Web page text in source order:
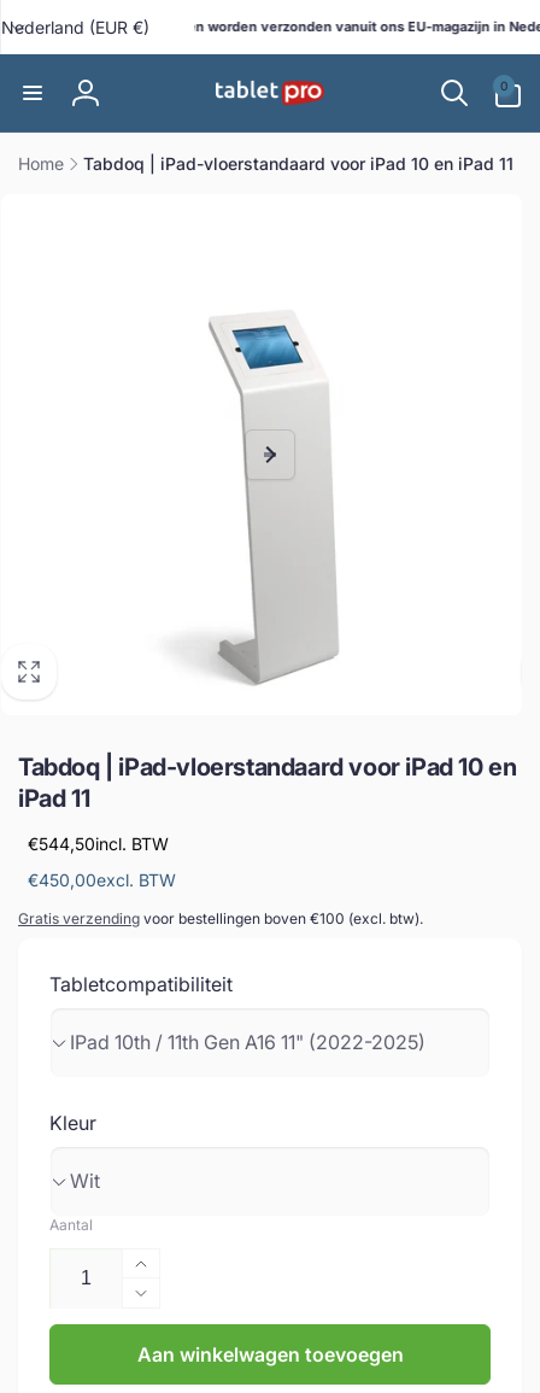
naar de
webshop! Alle bestellingen worden verzonden vanuit ons EU-magazijn in
L
a
Nederland (EUR €)
Inloggen
0
artikelen
Home
Tabdoq | iPad-vloerstandaard voor iPad 10 en iPad 11
Tabdoq | iPad-vloerstandaard voor iPad 10 en
iPad 11
€544,50incl. BTW
€450,00excl. BTW
Gratis verzending voor bestellingen boven €100 (excl. btw).
Tabletcompatibiliteit
Kleur
Aantal
Aantal
verhogen
voor
Tabdoq
Aantal
verlagen
voor
Tabdoq
Aan winkelwagen toevoegen